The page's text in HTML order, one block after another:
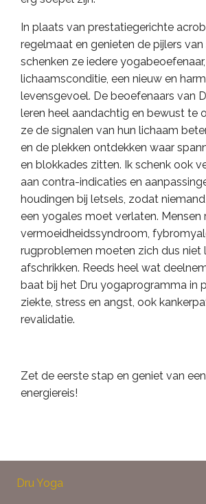
In plaats van prestatiegerichte
regelmaat en genieten de pijlers van
schenken ze iedere
lichaamsconditie, een nieuw en
levensgevoel. De beoefenaars van
leren heel aandachtig en bewust te
ze de signalen van hun lichaam
en de plekken ontdekken waar
en blokkades zitten. Ik schenk ook
aan contra-indicaties en
houdingen bij letsels, zodat
een yogales moet verlaten. Mensen
vermoeidheidssyndroom,
rugproblemen moeten zich dus niet
afschrikken. Reeds heel wat
baat bij het Dru yogaprogramma in
ziekte, stress en angst, ook
revalidatie.
Zet de eerste stap en geniet van een
energiereis!
Dru Yoga